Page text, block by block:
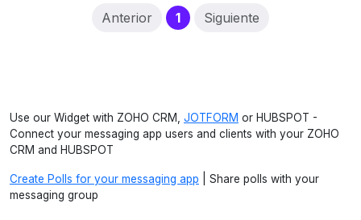
Anterior 1(current)
Siguiente
Use our Widget with ZOHO CRM, JOTFORM or HUBSPOT -
Connect your messaging app users and clients with your ZOHO
CRM and HUBSPOT
Create Polls for your messaging app | Share polls with your
messaging group